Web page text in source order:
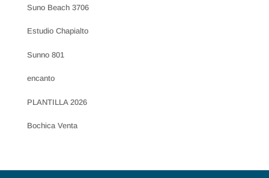
Suno Beach 3706
Estudio Chapialto
Sunno 801
encanto
PLANTILLA 2026
Bochica Venta